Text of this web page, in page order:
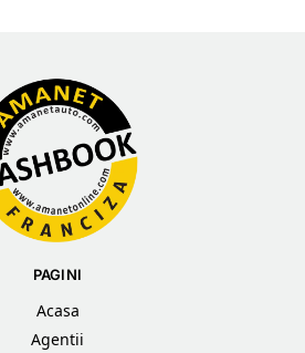
PAGINI
Acasa
Agentii